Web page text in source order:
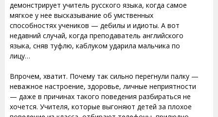
демонстрирует учитель русского языка, когда самое
мягкое у нее высказывание об умственных
способностях учеников — дебилы и идиоты. А вот
недавний случай, когда преподаватель английского
языка, сняв туфлю, каблуком ударила мальчика по
лицу…
Впрочем, хватит. Почему так сильно перегнули палку —
неважное настроение, здоровье, личные неприятности
— даже в причинах такого поведения разбираться не
хочется. Учителя, которые выгоняют детей за плохое